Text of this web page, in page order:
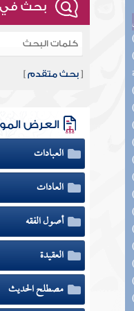
بحث في
[بحث متقدم ]
العرض
العبادات
العادات
أصول الفقه
العقيدة
مصطلح الحديث